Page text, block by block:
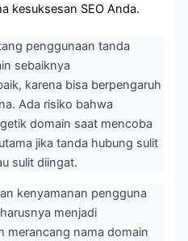
kesuksesan SEO Anda.
penggunaan tanda
sebaiknya
karena bisa berpengaruh
Ada risiko bahwa
domain saat mencoba
jika tanda hubung sulit
sulit diingat.
kenyamanan pengguna
menjadi
merancang nama domain